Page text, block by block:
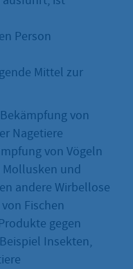
Person
Mittel zur
von
Nagetiere
von Vögeln
und
andere Wirbellose
Fischen
gegen
Insekten,